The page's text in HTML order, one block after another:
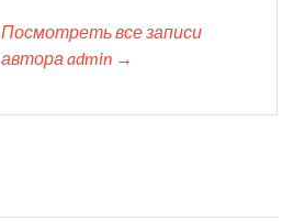
Посмотреть все записи
автора admin →